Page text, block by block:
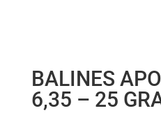
BALINES
6,35 – 25